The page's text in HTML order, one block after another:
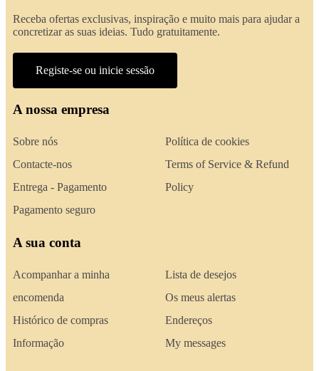
Receba ofertas exclusivas, inspiração e muito mais para ajudar a
concretizar as suas ideias. Tudo gratuitamente.
Registe-se ou inicie sessão
A nossa empresa
Sobre nós
Contacte-nos
Entrega - Pagamento
Pagamento seguro
Política de cookies
Terms of Service & Refund
Policy
A sua conta
Acompanhar a minha
encomenda
Histórico de compras
Informação
Lista de desejos
Os meus alertas
Endereços
My messages